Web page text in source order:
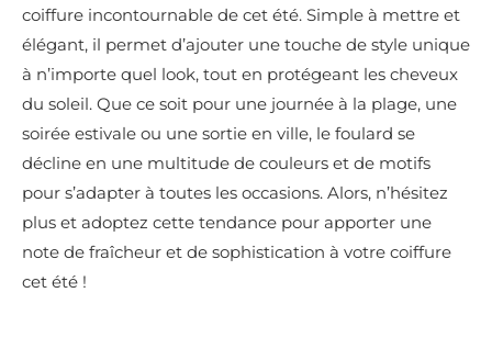
coiffure incontournable de cet été. Simple à mettre et
élégant, il permet d’ajouter une touche de style unique
à n’importe quel look, tout en protégeant les cheveux
du soleil. Que ce soit pour une journée à la plage, une
soirée estivale ou une sortie en ville, le foulard se
décline en une multitude de couleurs et de motifs
pour s’adapter à toutes les occasions. Alors, n’hésitez
plus et adoptez cette tendance pour apporter une
note de fraîcheur et de sophistication à votre coiffure
cet été !